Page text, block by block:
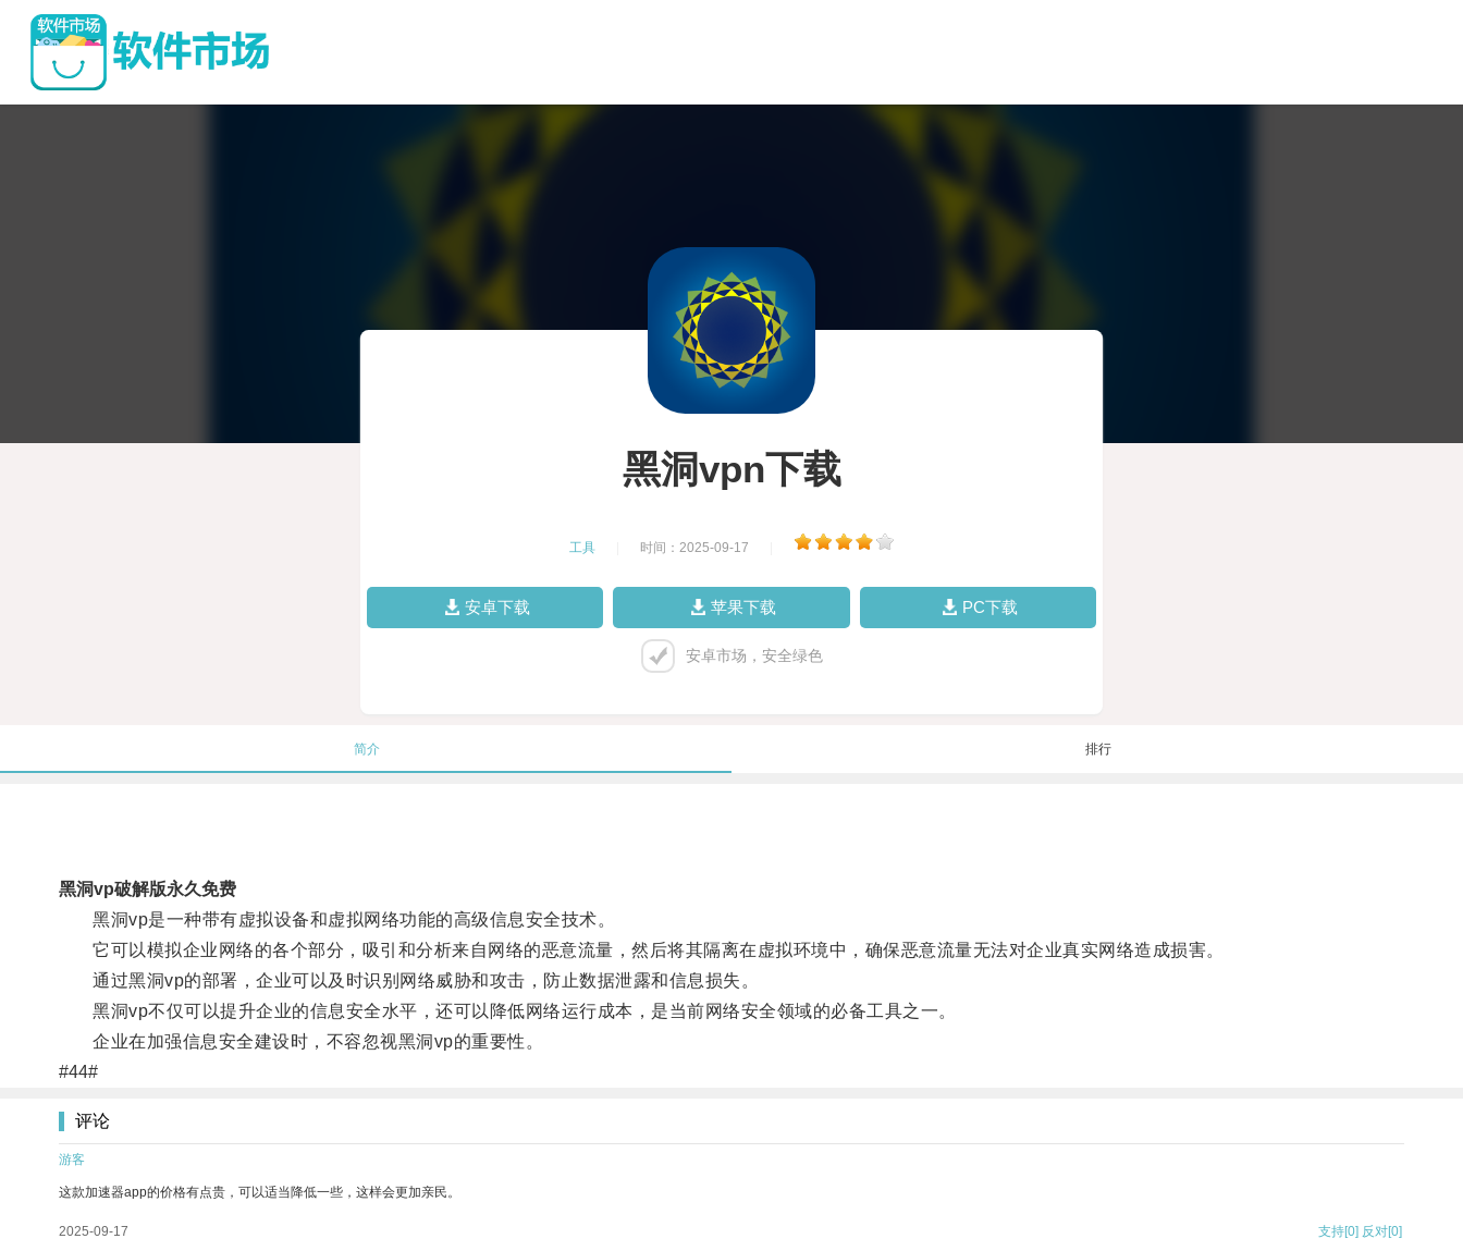
黑洞vpn下载
工具 时间：2025-09-17
安卓下载 苹果下载 PC下载
安卓市场，安全绿色
简介 排行
黑洞vp破解版永久免费
黑洞vp是一种带有虚拟设备和虚拟网络功能的高级信息安全技术。
它可以模拟企业网络的各个部分，吸引和分析来自网络的恶意流量，然后将其隔离在虚拟环境中，确保恶意流量无法对企业真实网络造成损害。
通过黑洞vp的部署，企业可以及时识别网络威胁和攻击，防止数据泄露和信息损失。
黑洞vp不仅可以提升企业的信息安全水平，还可以降低网络运行成本，是当前网络安全领域的必备工具之一。
企业在加强信息安全建设时，不容忽视黑洞vp的重要性。
#44#
评论
游客
这款加速器app的价格有点贵，可以适当降低一些，这样会更加亲民。
2025-09-17 支持[0] 反对[0]